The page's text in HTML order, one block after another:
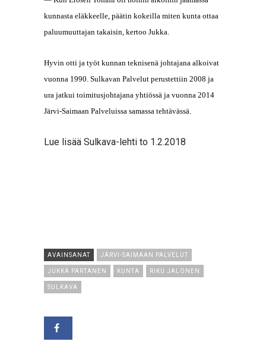
kunnasta eläkkeelle, päätin kokeilla miten kunta ottaa
paluumuuttajan takaisin, kertoo Jukka.
Hyvin otti ja työt kunnan teknisenä johtajana alkoivat
vuonna 1990. Sulkavan Palvelut perustettiin 2008 ja
ura jatkui toimitusjohtajana yhtiössä ja vuonna 2014
Järvi-Saimaan Palveluissa samassa tehtävässä.
Lue lisää Sulkava-lehti to 1.2.2018
AVAINSANAT JÄRVI-SAIMAAN PALVELUT
JUKKA PARTANEN KUNTA RIKU JALONEN
SULKAVA